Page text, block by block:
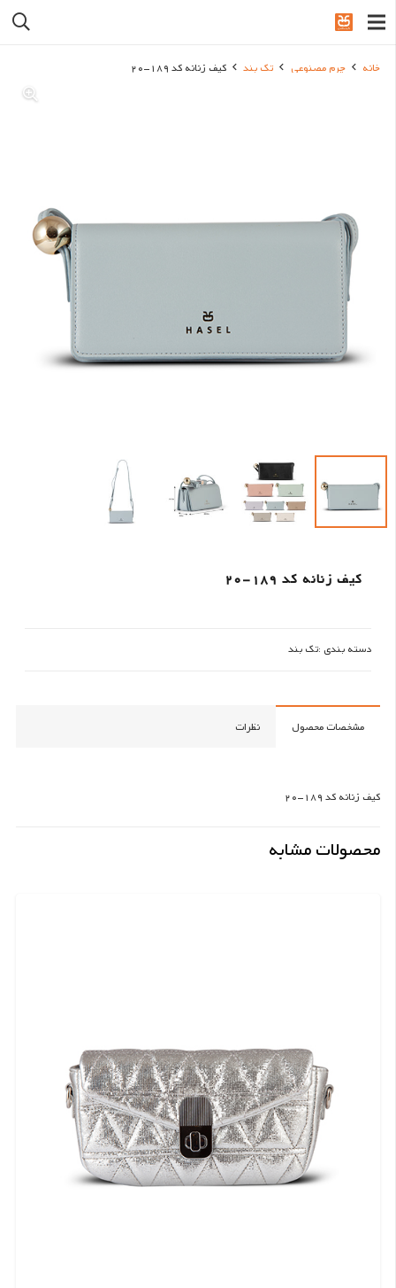
خانه چرم مصنوعی تک بند کیف زنانه کد 189-20
کیف زنانه کد 189-20
دسته بندی :تک بند
مشخصات محصول نظرات
کیف زنانه کد 189-20
محصولات مشابه